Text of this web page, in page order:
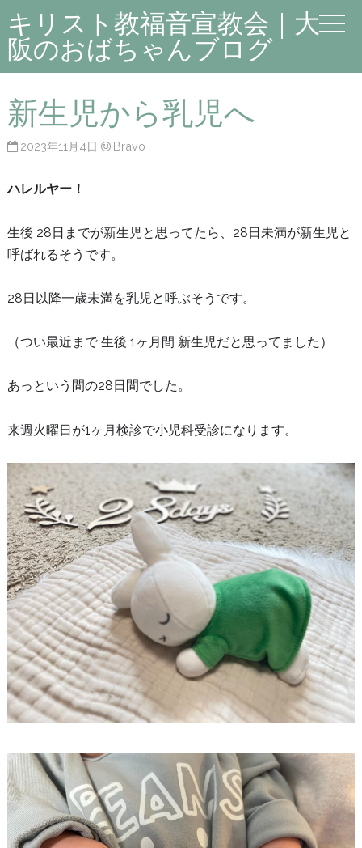
キリスト教福音宣教会｜大
阪のおばちゃんブログ
新生児から乳児へ
2023年11月4日 Bravo
ハレルヤー！
生後 28日までが新生児と思ってたら、28日未満が新生児と
呼ばれるそうです。
28日以降一歳未満を乳児と呼ぶそうです。
（つい最近まで 生後 1ヶ月間 新生児だと思ってました）
あっという間の28日間でした。
来週火曜日が1ヶ月検診で小児科受診になります。